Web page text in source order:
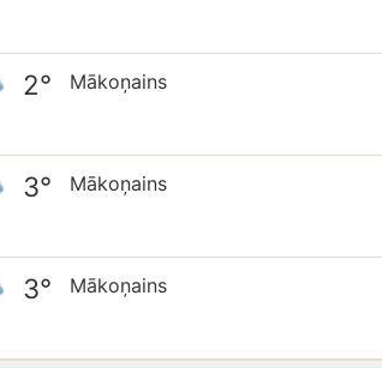
2° Mākoņains
3° Mākoņains
3° Mākoņains